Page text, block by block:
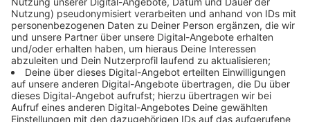
ansprechbar für die Bürger und ihre Themen.
Nachmittags wird er an der Uni Witten/ Herdecke den
gerade eröffneten Neu- und Erweiterungsbau
besichtigen. Außerdem will er mit Studenten und
Lehrenden sprechen.
Anzeige